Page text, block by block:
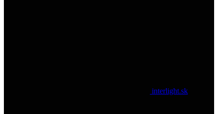
interlight.sk